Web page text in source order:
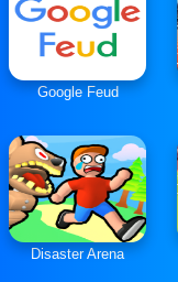
Google Feud
Disaster Arena